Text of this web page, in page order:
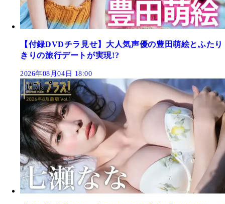
【付録DVDチラ見せ】大人気声優の豊田萌絵とふたり
きりの旅行デートが実現!?
2026年08月04日 18:00